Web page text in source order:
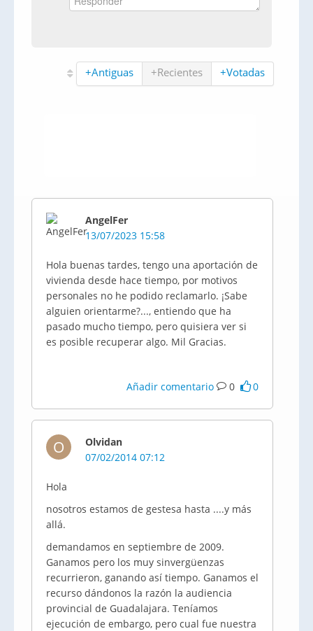
+Antiguas +Recientes +Votadas
AngelFer
13/07/2023 15:58
Hola buenas tardes, tengo una aportación de
vivienda desde hace tiempo, por motivos
personales no he podido reclamarlo. ¡Sabe
alguien orientarme?..., entiendo que ha
pasado mucho tiempo, pero quisiera ver si
es posible recuperar algo. Mil Gracias.
Añadir comentario 0 0
O
Olvidan
07/02/2014 07:12
Hola
nosotros estamos de gestesa hasta ....y más
allá.
demandamos en septiembre de 2009.
Ganamos pero los muy sinvergüenzas
recurrieron, ganando así tiempo. Ganamos el
recurso dándonos la razón la audiencia
provincial de Guadalajara. Teníamos
ejecución de embargo, pero cual fue nuestra